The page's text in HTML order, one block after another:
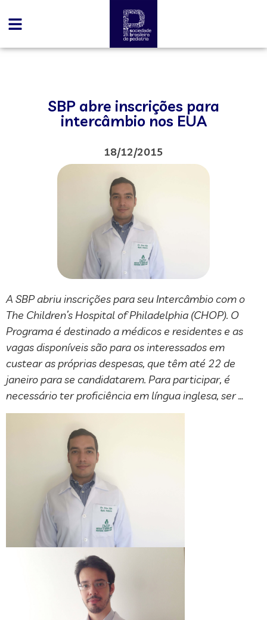
SBP abre inscrições para
intercâmbio nos EUA
18/12/2015
A SBP abriu inscrições para seu Intercâmbio com o
The Children’s Hospital of Philadelphia (CHOP). O
Programa é destinado a médicos e residentes e as
vagas disponíveis são para os interessados em
custear as próprias despesas, que têm até 22 de
janeiro para se candidatarem. Para participar, é
necessário ter proficiência em língua inglesa, ser …